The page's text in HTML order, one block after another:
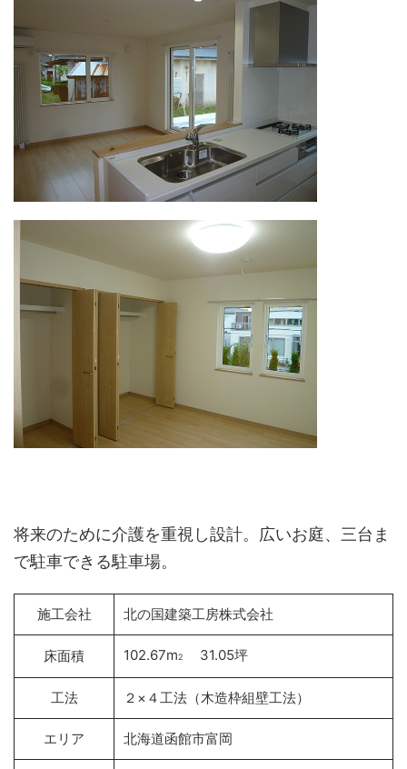
将来のために介護を重視し設計。広いお庭、三台ま
で駐車できる駐車場。
施工会社 北の国建築工房株式会社
床面積 102.67m2 31.05坪
工法 ２×４工法（木造枠組壁工法）
エリア 北海道函館市富岡